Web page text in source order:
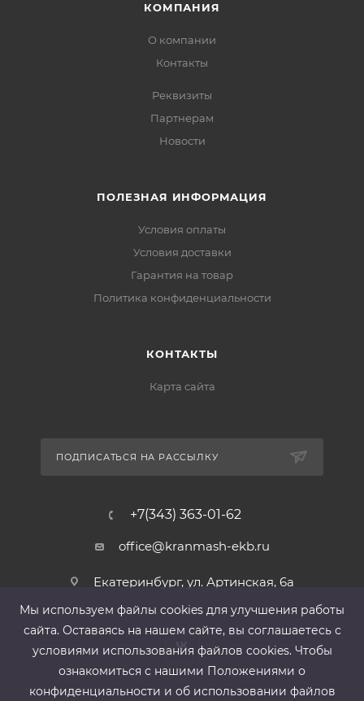
КОМПАНИЯ
О компании
Контакты
Реквизиты
Партнерам
Новости
ПОЛЕЗНАЯ ИНФОРМАЦИЯ
Условия оплаты
Условия доставки
Гарантия на товар
Политика конфиденциальности
КОНТАКТЫ
Карта сайта
ПОДПИСАТЬСЯ НА РАССЫЛКУ
+7(343) 363-01-62
office@kranmash-ekb.ru
Екатеринбург, ул. Артинская, 6а
Мы используем файлы cооkies для улучшения работы
сайта. Оставаясь на нашем сайте, вы соглашаетесь с
условиями использования файлов cооkies. Чтобы
ознакомиться с нашими Положениями о
конфиденциальности и об использовании файлов